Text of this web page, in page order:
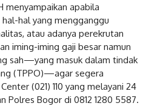
menyampaikan apabila
hal yang mengganggu
atau adanya perekrutan
iming-iming gaji besar namun
sah—yang masuk dalam tindak
(TPPO)—agar segera
(021) 110 yang melayani 24
Polres Bogor di 0812 1280 5587.